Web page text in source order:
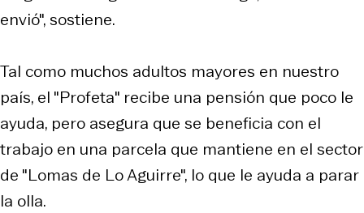
envió", sostiene.
Tal como muchos adultos mayores en nuestro
país, el "Profeta" recibe una pensión que poco le
ayuda, pero asegura que se beneficia con el
trabajo en una parcela que mantiene en el sector
de "Lomas de Lo Aguirre", lo que le ayuda a parar
la olla.